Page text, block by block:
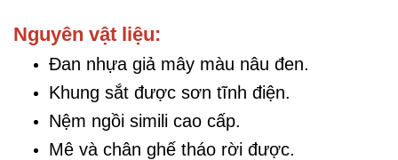
Nguyên vật liệu:
Đan nhựa giả mây màu nâu đen.
Khung sắt được sơn tĩnh điện.
Nệm ngồi simili cao cấp.
Mê và chân ghế tháo rời được.